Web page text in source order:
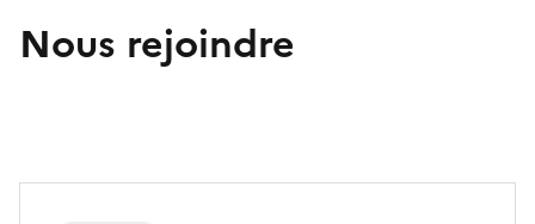
Nous rejoindre